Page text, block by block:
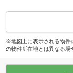
※地図上に表示される物件
の物件所在地とは異なる場